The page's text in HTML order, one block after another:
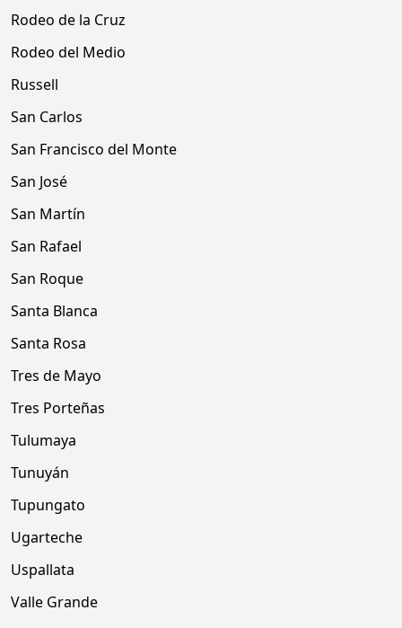
Rodeo de la Cruz
Rodeo del Medio
Russell
San Carlos
San Francisco del Monte
San José
San Martín
San Rafael
San Roque
Santa Blanca
Santa Rosa
Tres de Mayo
Tres Porteñas
Tulumaya
Tunuyán
Tupungato
Ugarteche
Uspallata
Valle Grande